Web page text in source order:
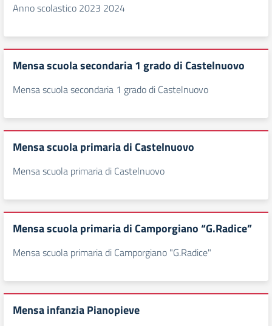
Anno scolastico 2023 2024
Mensa scuola secondaria 1 grado di Castelnuovo
Mensa scuola secondaria 1 grado di Castelnuovo
Mensa scuola primaria di Castelnuovo
Mensa scuola primaria di Castelnuovo
Mensa scuola primaria di Camporgiano “G.Radice”
Mensa scuola primaria di Camporgiano "G.Radice"
Mensa infanzia Pianopieve